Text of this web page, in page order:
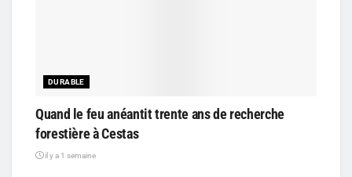
DURABLE
Quand le feu anéantit trente ans de recherche
forestière à Cestas
il y a 1 semaine